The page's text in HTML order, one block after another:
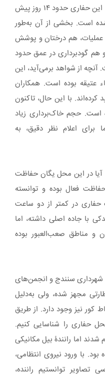
او درباره حفاری غیرمجاز اخیر گفت: این حفاری حدود ۱۴ روز پیش
است. بخشی از آن به‌طور
عملیات، هم درختان و پوشش
هم گودبرداری در عمق حدود
از شواهد برمی‌آید، این
بوده است. همکاران
کرده‌اند. با این حال، تاکنون
حجم خاک‌برداری زیاد
برای اعلام نظر دقیق، به
در این محل یگان حفاظت
فعال بوده و توانسته
حفاری در کمتر از دو ساعت
با جاده‌ اصلی داشته، اما
و مناطق صعب‌العبور بوده
شهرداری سنندج و انجمن‌های
مجهز شده، ولی به‌دلیل
نیز وجود دارد. از طریق
حفاری را شناسایی کنیم.
اما رانندۀ بیل مکانیکی
با ورود نیروی انتظامی،
توانستیم راننده،